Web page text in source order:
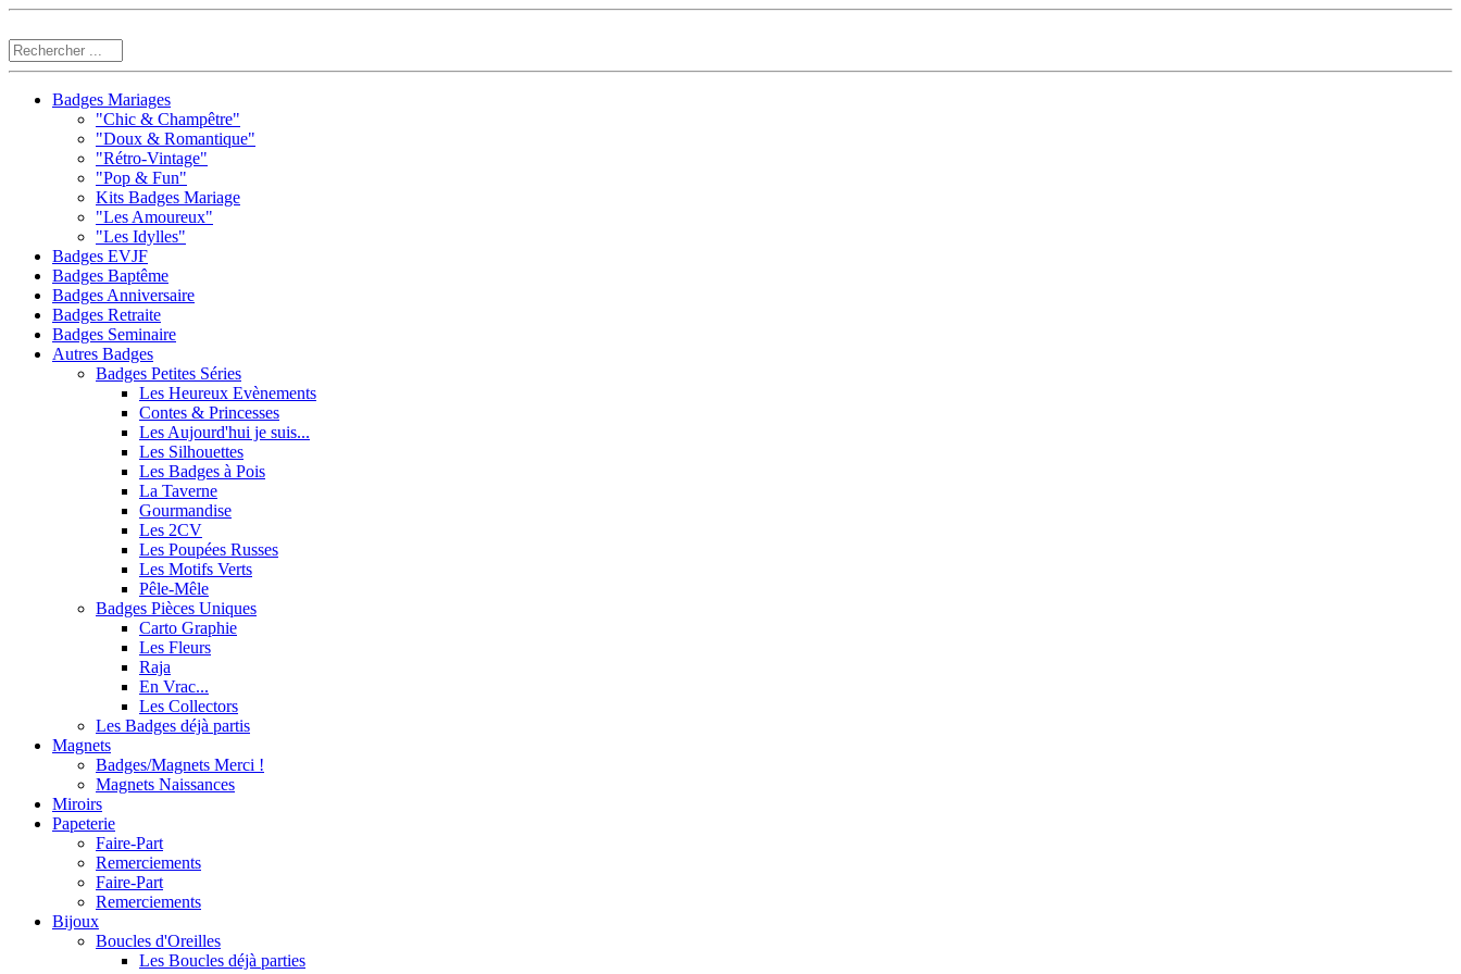
Badges Mariages
"Chic & Champêtre"
"Doux & Romantique"
"Rétro-Vintage"
"Pop & Fun"
Kits Badges Mariage
"Les Amoureux"
"Les Idylles"
Badges EVJF
Badges Baptême
Badges Anniversaire
Badges Retraite
Badges Seminaire
Autres Badges
Badges Petites Séries
Les Heureux Evènements
Contes & Princesses
Les Aujourd'hui je suis...
Les Silhouettes
Les Badges à Pois
La Taverne
Gourmandise
Les 2CV
Les Poupées Russes
Les Motifs Verts
Pêle-Mêle
Badges Pièces Uniques
Carto Graphie
Les Fleurs
Raja
En Vrac...
Les Collectors
Les Badges déjà partis
Magnets
Badges/Magnets Merci !
Magnets Naissances
Miroirs
Papeterie
Faire-Part
Remerciements
Faire-Part
Remerciements
Bijoux
Boucles d'Oreilles
Les Boucles déjà parties